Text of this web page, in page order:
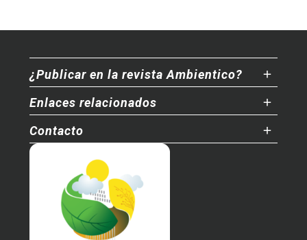
¿Publicar en la revista Ambientico?
Enlaces relacionados
Contacto